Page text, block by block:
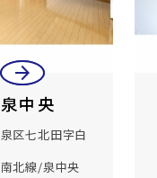
arrow_back
arrow_forward
泉ヶ丘
区泉ケ丘4丁
成